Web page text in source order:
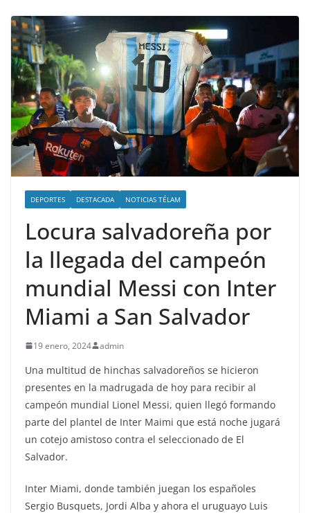
DEPORTES DESTACADA NOTICIAS TÉLAM
Locura salvadoreña por
la llegada del campeón
mundial Messi con Inter
Miami a San Salvador
19 enero, 2024 admin
Una multitud de hinchas salvadoreños se hicieron
presentes en la madrugada de hoy para recibir al
campeón mundial Lionel Messi, quien llegó formando
parte del plantel de Inter Maimi que está noche jugará
un cotejo amistoso contra el seleccionado de El
Salvador.
Inter Miami, donde también juegan los españoles
Sergio Busquets, Jordi Alba y ahora el uruguayo Luis